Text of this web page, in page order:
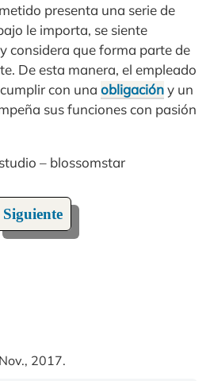
presenta una serie de
le importa, se siente
considera que forma parte de
De esta manera, el empleado
con una obligacióny un
sus funciones con pasión
– blossomstar
Siguiente
2017.